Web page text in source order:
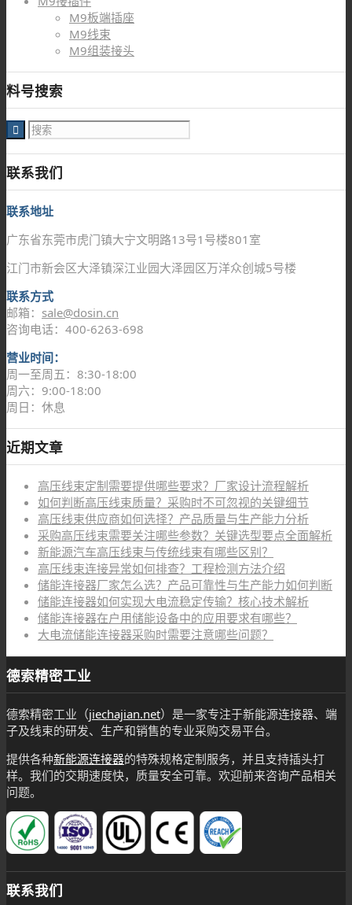
M9板端插座
M9线束
M9组装接头
料号搜索
联系我们
联系地址
广东省东莞市虎门镇大宁文明路13号1号楼801室
江门市新会区大泽镇深江业园大泽园区万洋众创城5号楼
联系方式
邮箱： sale@dosin.cn
咨询电话：400-6263-698
营业时间：
周一至周五：8:30-18:00
周六：9:00-18:00
周日：休息
近期文章
高压线束定制需要提供哪些要求？厂家设计流程解析
如何判断高压线束质量？采购时不可忽视的关键细节
高压线束供应商如何选择？产品质量与生产能力分析
采购高压线束需要关注哪些参数？关键选型要点全面解析
新能源汽车高压线束与传统线束有哪些区别？
高压线束连接异常如何排查？工程检测方法介绍
储能连接器厂家怎么选？产品可靠性与生产能力如何判断
储能连接器如何实现大电流稳定传输？核心技术解析
储能连接器在户用储能设备中的应用要求有哪些？
大电流储能连接器采购时需要注意哪些问题？
德索精密工业
德索精密工业（jiechajian.net）是一家专注于新能源连接器、端
子及线束的研发、生产和销售的专业采购交易平台。
提供各种新能源连接器的特殊规格定制服务，并且支持插头打
样。我们的交期速度快，质量安全可靠。欢迎前来咨询产品相关
问题。
联系我们